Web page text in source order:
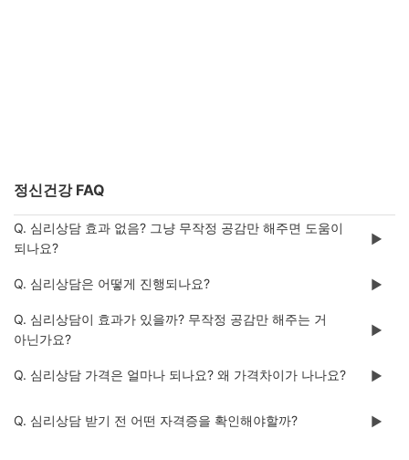
정신건강 FAQ
Q. 심리상담 효과 없음? 그냥 무작정 공감만 해주면 도움이
되나요?
▶️
Q. 심리상담은 어떻게 진행되나요? ▶️
Q. 심리상담이 효과가 있을까? 무작정 공감만 해주는 거
아닌가요?
▶️
Q. 심리상담 가격은 얼마나 되나요? 왜 가격차이가 나나요? ▶️
Q. 심리상담 받기 전 어떤 자격증을 확인해야할까? ▶️